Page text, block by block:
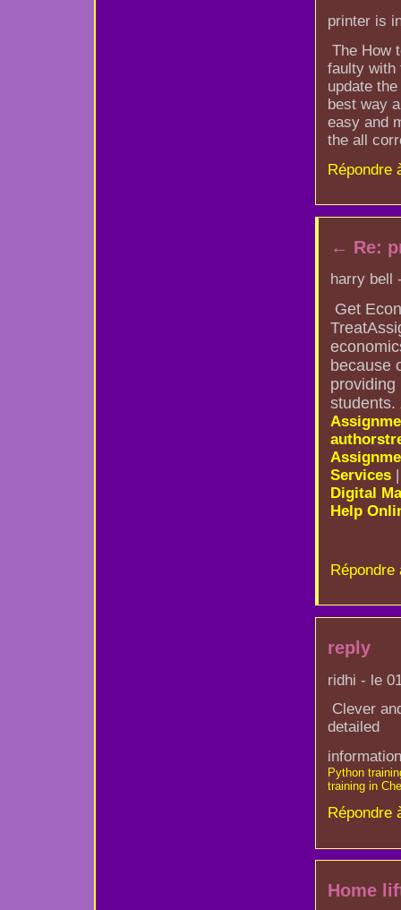
printer is
The How
faulty with
update
best way
easy and
the all
Répondre
← Re:
harry bell
Get
because
providing
students.
Services
Digital
Help
Répondre
reply
ridhi - le
Clever
detailed
Python
training in
Répondre
Home